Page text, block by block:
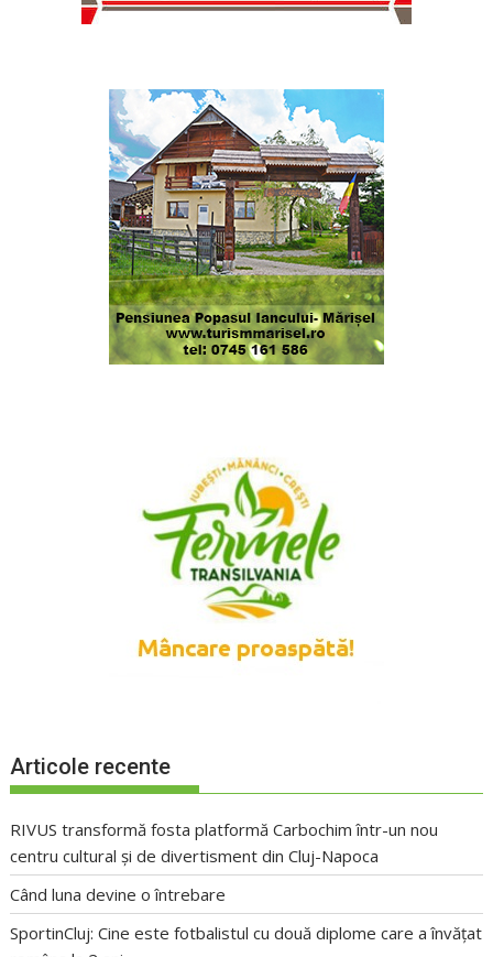
Articole recente
RIVUS transformă fosta platformă Carbochim într-un nou
centru cultural și de divertisment din Cluj-Napoca
Când luna devine o întrebare
SportinCluj: Cine este fotbalistul cu două diplome care a învățat